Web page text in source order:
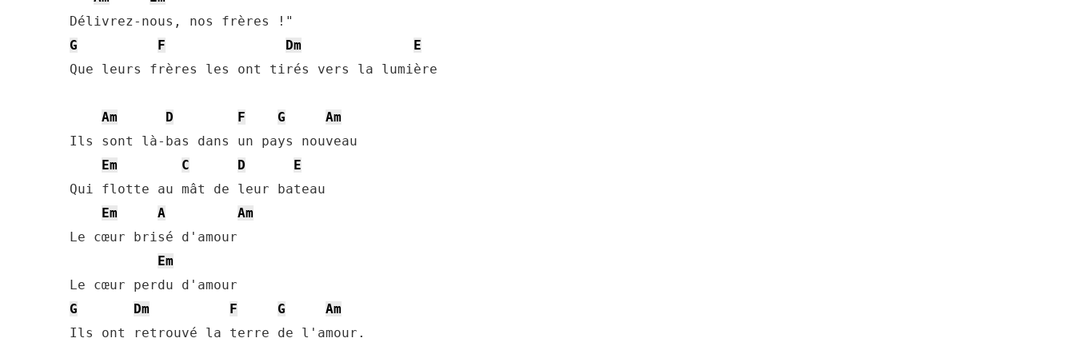
G
F Dm
E
Que leurs frères les ont tirés vers la lumière
Am D F G
Am
Ils sont là-bas dans un pays nouveau
Em
C D
E
Qui flotte au mât de leur bateau
Em
A
Am
Le cœur brisé d'amour
Em
G
Dm F G
Am
Ils ont retrouvé la terre de l'amour.